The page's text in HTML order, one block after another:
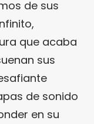
de sus
que acaba
sus
de sonido
en su